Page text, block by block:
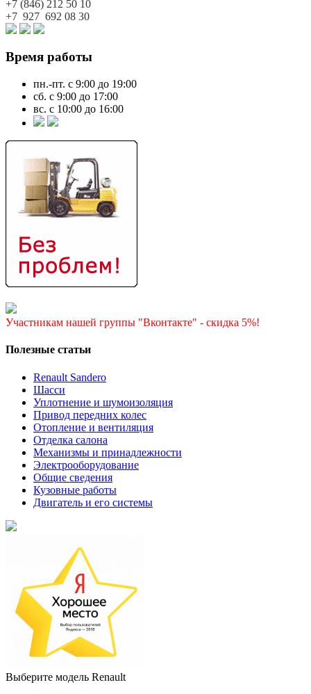
+7 (846) 212 50 10
+7 927 692 08 30
Время работы
пн.-пт. с 9:00 до 19:00
сб. с 9:00 до 17:00
вс. с 10:00 до 16:00
Участникам нашей группы "Вконтакте" - скидка 5%!
Полезные статьи
Renault Sandero
Шасси
Уплотнение и шумоизоляция
Привод передних колес
Отопление и вентиляция
Отделка салона
Механизмы и принадлежности
Электрооборудование
Общие сведения
Кузовные работы
Двигатель и его системы
Выберите модель Renault